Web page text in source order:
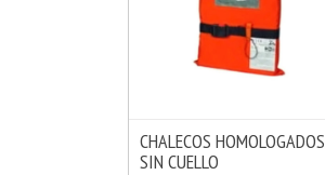
VER OPCIONES
CHALECOS HOMOLOGADOS
SIN CUELLO